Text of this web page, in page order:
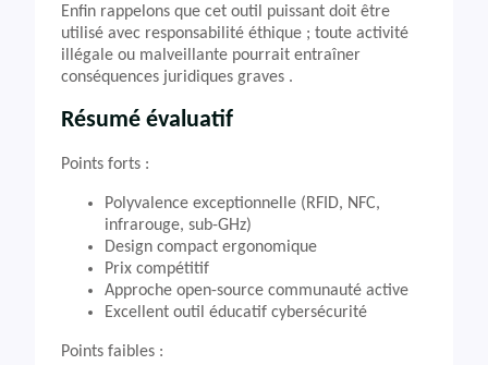
Enfin rappelons que cet outil puissant doit être
utilisé avec responsabilité éthique ; toute activité
illégale ou malveillante pourrait entraîner
conséquences juridiques graves .
Résumé évaluatif
Points forts :
Polyvalence exceptionnelle (RFID, NFC,
infrarouge, sub-GHz)
Design compact ergonomique
Prix compétitif
Approche open-source communauté active
Excellent outil éducatif cybersécurité
Points faibles :